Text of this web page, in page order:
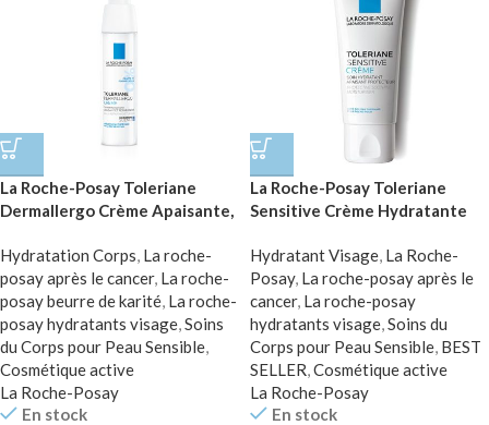
La Roche-Posay Toleriane
Dermallergo Crème Apaisante,
Peau Intolérante, Ultra
sensible et Allergique | 40ml
Hydratation Corps, La roche-
posay après le cancer, La roche-
posay beurre de karité, La roche-
posay hydratants visage,Soins
du Corps pour Peau Sensible,
Cosmétique active
La Roche-Posay
En stock
La Roche-Posay Toleriane
Sensitive Crème Hydratante
Hydratant Visage, La Roche-
Posay, La roche-posay après le
cancer, La roche-posay
hydratants visage,Soins du
Corps pour Peau Sensible, BEST
SELLER,Cosmétique active
La Roche-Posay
En stock